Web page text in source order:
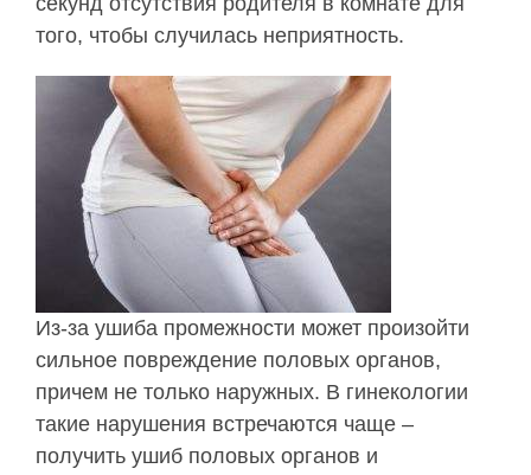
того, чтобы случилась неприятность.
Из-за ушиба промежности может произойти
сильное повреждение половых органов,
причем не только наружных. В гинекологии
такие нарушения встречаются чаще –
получить ушиб половых органов и